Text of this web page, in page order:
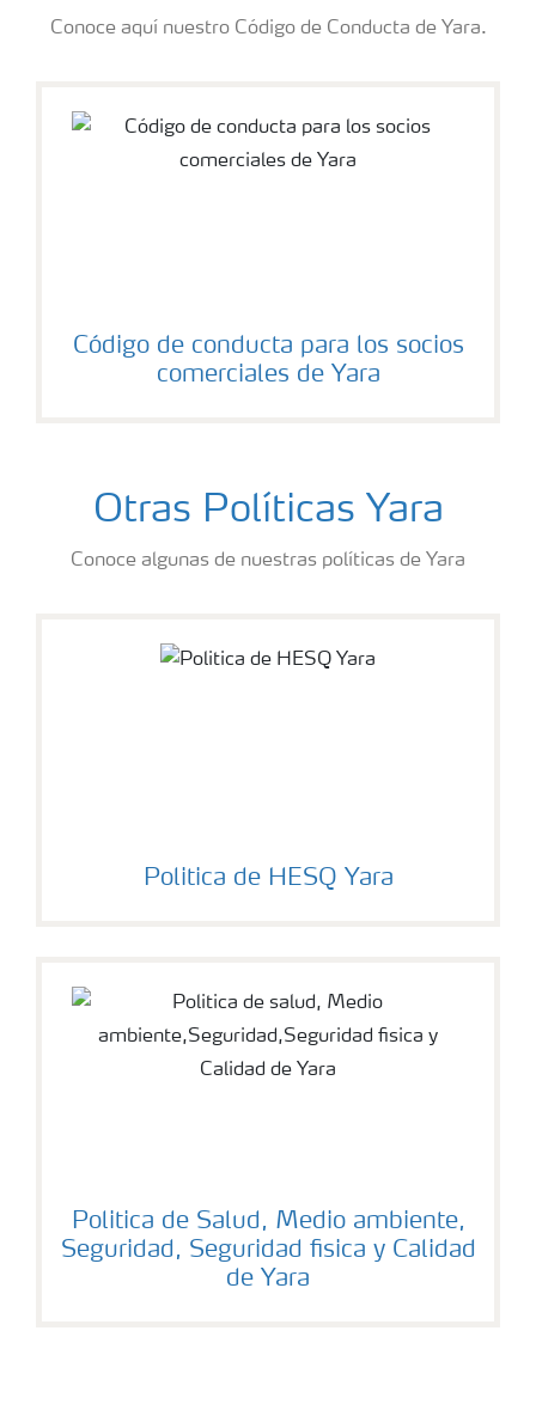
Conoce aquí nuestro Código de Conducta de Yara.
Código de conducta para los socios
comerciales de Yara
Otras Políticas Yara
Conoce algunas de nuestras políticas de Yara
Politica de HESQ Yara
Politica de Salud, Medio ambiente,
Seguridad, Seguridad fisica y Calidad
de Yara